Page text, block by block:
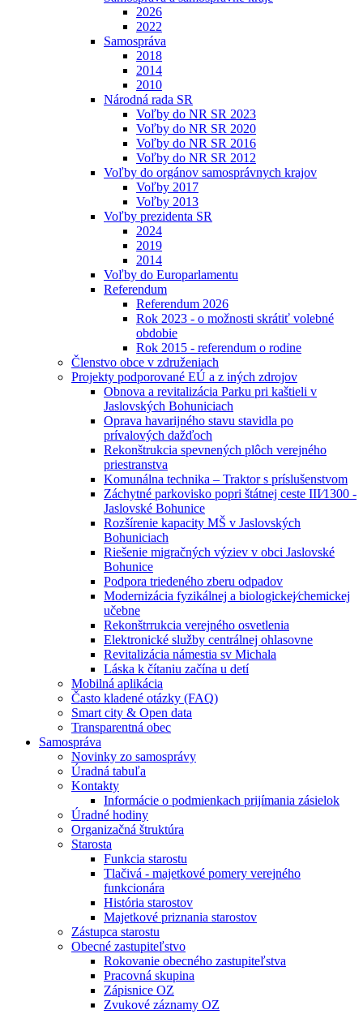
2026
2022
Samospráva
2018
2014
2010
Národná rada SR
Voľby do NR SR 2023
Voľby do NR SR 2020
Voľby do NR SR 2016
Voľby do NR SR 2012
Voľby do orgánov samosprávnych krajov
Voľby 2017
Voľby 2013
Voľby prezidenta SR
2024
2019
2014
Voľby do Europarlamentu
Referendum
Referendum 2026
Rok 2023 - o možnosti skrátiť volebné
obdobie
Rok 2015 - referendum o rodine
Členstvo obce v združeniach
Projekty podporované EÚ a z iných zdrojov
Obnova a revitalizácia Parku pri kaštieli v
Jaslovských Bohuniciach
Oprava havarijného stavu stavidla po
prívalových dažďoch
Rekonštrukcia spevnených plôch verejného
priestranstva
Komunálna technika – Traktor s príslušenstvom
Záchytné parkovisko popri štátnej ceste III⁄1300 -
Jaslovské Bohunice
Rozšírenie kapacity MŠ v Jaslovských
Bohuniciach
Riešenie migračných výziev v obci Jaslovské
Bohunice
Podpora triedeného zberu odpadov
Modernizácia fyzikálnej a biologickej⁄chemickej
učebne
Rekonštrrukcia verejného osvetlenia
Elektronické služby centrálnej ohlasovne
Revitalizácia námestia sv Michala
Láska k čítaniu začína u detí
Mobilná aplikácia
Často kladené otázky (FAQ)
Smart city & Open data
Transparentná obec
Samospráva
Novinky zo samosprávy
Úradná tabuľa
Kontakty
Informácie o podmienkach prijímania zásielok
Úradné hodiny
Organizačná štruktúra
Starosta
Funkcia starostu
Tlačivá - majetkové pomery verejného
funkcionára
História starostov
Majetkové priznania starostov
Zástupca starostu
Obecné zastupiteľstvo
Rokovanie obecného zastupiteľstva
Pracovná skupina
Zápisnice OZ
Zvukové záznamy OZ